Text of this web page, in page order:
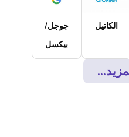
الكاتيل
جوجل/
بيكسل